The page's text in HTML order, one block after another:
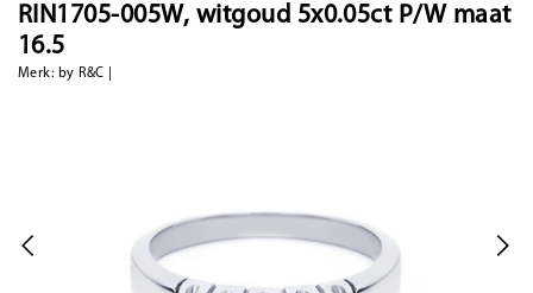
RIN1705-005W, witgoud 5x0.05ct P/W maat
16.5
Merk: by R&C